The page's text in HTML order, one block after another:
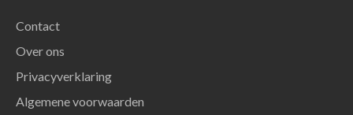
Contact
Over ons
Privacyverklaring
Algemene voorwaarden